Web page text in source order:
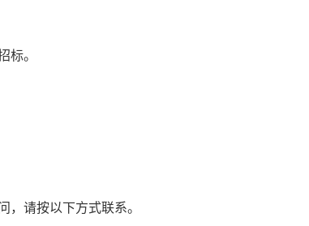
标。
，请按以下方式联系。